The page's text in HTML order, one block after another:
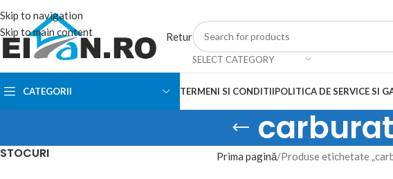
Skip to navigation
Skip to main content
Retur
SELECT CATEGORY
CATEGORII TERMENI SI CONDITIIPOLITICA DE SERVICE SI
STOCURI Prima pagină Produse etichetate